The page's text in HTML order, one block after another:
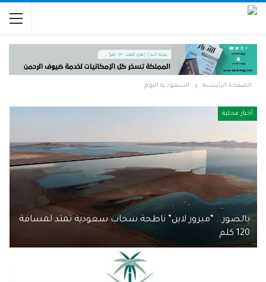
الصفحة الرئيسية السعودية اليوم
أخبار محلية
بالصور.. “ميرور لاين” ناطحة سحاب سعودية تمتد لمسافة
120 كلم